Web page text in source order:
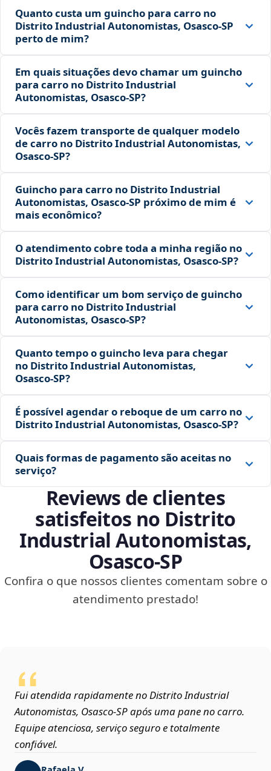
Quanto custa um guincho para carro no
Distrito Industrial Autonomistas, Osasco‑SP
perto de mim?
Em quais situações devo chamar um guincho
para carro no Distrito Industrial
Autonomistas, Osasco‑SP?
Vocês fazem transporte de qualquer modelo
de carro no Distrito Industrial Autonomistas,
Osasco‑SP?
Guincho para carro no Distrito Industrial
Autonomistas, Osasco‑SP próximo de mim é
mais econômico?
O atendimento cobre toda a minha região no
Distrito Industrial Autonomistas, Osasco‑SP?
Como identificar um bom serviço de guincho
para carro no Distrito Industrial
Autonomistas, Osasco‑SP?
Quanto tempo o guincho leva para chegar
no Distrito Industrial Autonomistas,
Osasco‑SP?
É possível agendar o reboque de um carro no
Distrito Industrial Autonomistas, Osasco‑SP?
Quais formas de pagamento são aceitas no
serviço?
Reviews de clientes
satisfeitos no Distrito
Industrial Autonomistas,
Osasco‑SP
Confira o que nossos clientes comentam sobre o
atendimento prestado!
Fui atendida rapidamente no Distrito Industrial
Autonomistas, Osasco‑SP após uma pane no carro.
Equipe atenciosa, serviço seguro e totalmente
confiável.